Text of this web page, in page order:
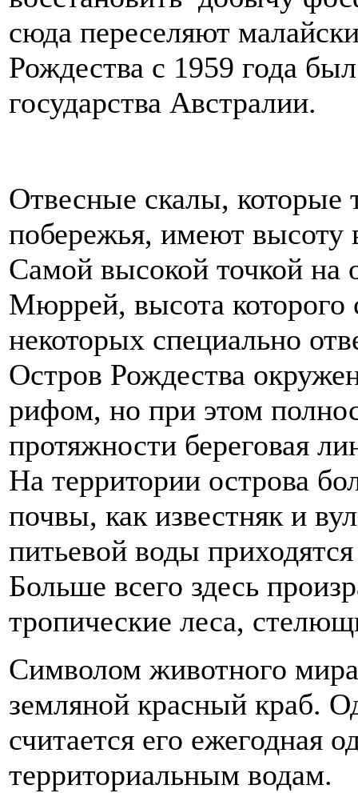
сюда переселяют
Рождества с 1959 года
государства Австралии.
Отвесные скалы, которые
побережья, имеют высоту
Самой высокой точкой на
Мюррей, высота которого
некоторых специально
Остров Рождества
рифом, но при этом
протяжности береговая
На территории острова
почвы, как известняк и
питьевой воды
Больше всего здесь
тропические леса,
Символом животного
земляной красный краб.
считается его ежегодная
территориальным водам.